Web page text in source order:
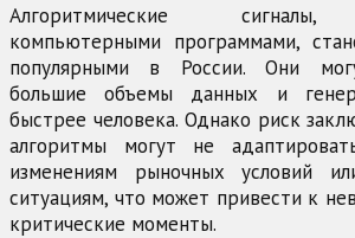
Алгоритмические сигналы,
компьютерными программами,
популярными в России. Они
большие объемы данных и
быстрее человека. Однако риск
алгоритмы могут не
изменениям рыночных условий
ситуациям, что может привести к
критические моменты.